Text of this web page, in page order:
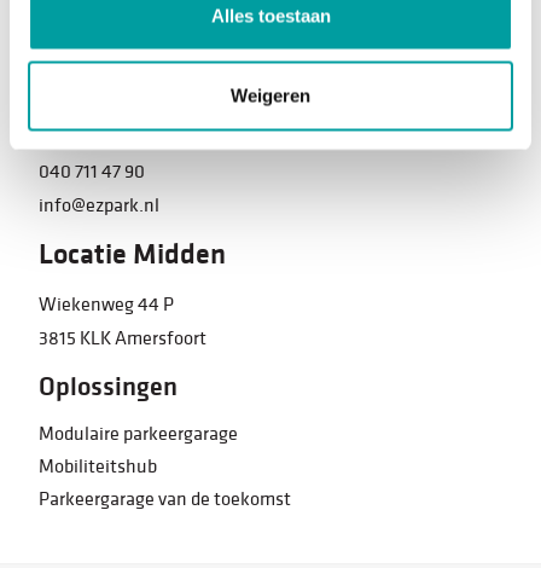
Alles toestaan
Weigeren
Locatie Zuid
5626 EB Eindhoven
040 711 47 90
info@ezpark.nl
Locatie Midden
Wiekenweg 44 P
3815 KLK Amersfoort
Oplossingen
Modulaire parkeergarage
Mobiliteitshub
Parkeergarage van de toekomst